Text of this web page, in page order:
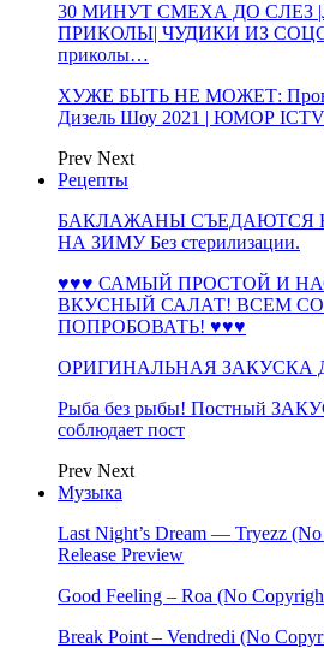
30 МИНУТ СМЕХА ДО СЛЕЗ
ПРИКОЛЫ| ЧУДИКИ ИЗ
приколы…
ХУЖЕ БЫТЬ НЕ МОЖЕТ:
Дизель Шоу 2021 | ЮМОР ICTV
Prev Next
Рецепты
БАКЛАЖАНЫ СЪЕДАЮТСЯ НА
НА ЗИМУ Без стерилизации.
♥♥♥ САМЫЙ ПРОСТОЙ И
ВКУСНЫЙ САЛАТ! ВСЕМ
ПОПРОБОВАТЬ! ♥♥♥
ОРИГИНАЛЬНАЯ ЗАКУСКА
Рыба без рыбы! Постный
соблюдает пост
Prev Next
Музыка
Last Night’s Dream — Tryezz
Release Preview
Good Feeling – Roa (No
Break Point – Vendredi (No